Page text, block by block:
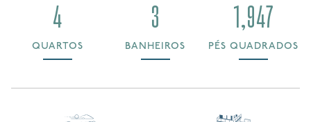
4
QUARTOS
3
BANHEIROS
1,947
PÉS QUADRADOS